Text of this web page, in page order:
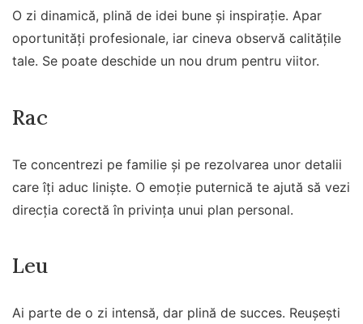
O zi dinamică, plină de idei bune și inspirație. Apar
oportunități profesionale, iar cineva observă calitățile
tale. Se poate deschide un nou drum pentru viitor.
Rac
Te concentrezi pe familie și pe rezolvarea unor detalii
care îți aduc liniște. O emoție puternică te ajută să vezi
direcția corectă în privința unui plan personal.
Leu
Ai parte de o zi intensă, dar plină de succes. Reușești